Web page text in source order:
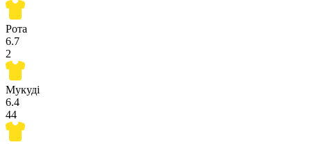
Рота
6.7
2
Мукуді
6.4
44